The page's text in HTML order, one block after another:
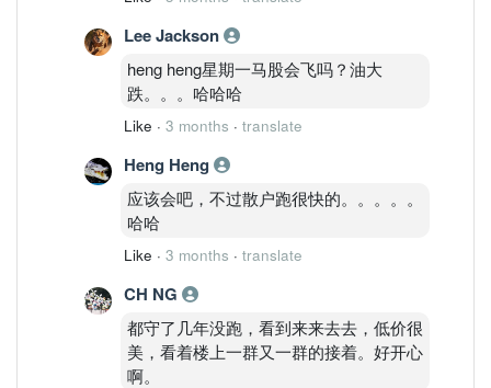
Lee Jackson
heng heng星期一马股会飞吗？油大
跌。。。哈哈哈
Like · 3 months · translate
Heng Heng
应该会吧，不过散户跑很快的。。。。。
哈哈
Like · 3 months · translate
CH NG
都守了几年没跑，看到来来去去，低价很
美，看着楼上一群又一群的接着。好开心
啊。